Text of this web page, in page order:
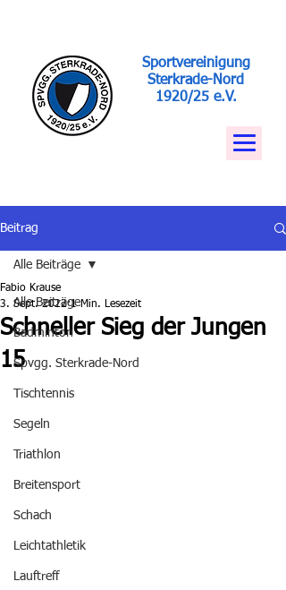
Sportvereinigung
Sterkrade-Nord
1920/25 e.V.
Beitrag
Alle Beiträge
Badminton
Spvgg. Sterkrade-Nord
Tischtennis
Segeln
Triathlon
Breitensport
Schach
Leichtathletik
Lauftreff
Alle Beiträge
Schneller Sieg der Jungen
15
Fabio Krause
3. Sept. 2022 1 Min. Lesezeit